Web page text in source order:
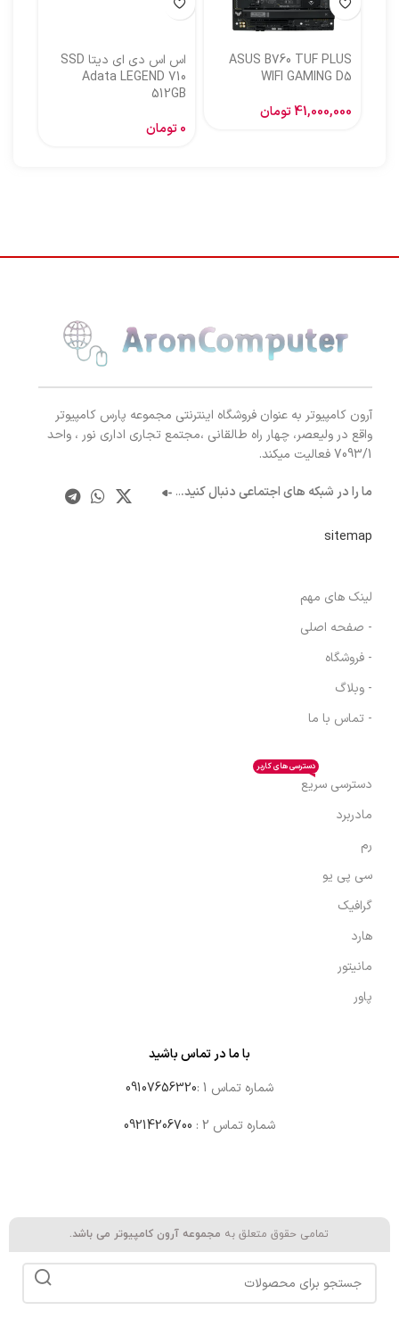
ASUS B760 TUF PLUS
WIFI GAMING D5
41,000,000تومان
اس اس دی ای دیتا SSD
Adata LEGEND 710
512GB
0تومان
آرون کامپیوتر به عنوان فروشگاه اینترنتی مجموعه پارس کامپیوتر
واقع در ولیعصر، چهار راه طالقانی ،مجتمع تجاری اداری نور ، واحد
7093/1 فعالیت میکند.
ما را در شبکه های اجتماعی دنبال کنید...
sitemap
لینک های مهم
- صفحه اصلی
- فروشگاه
- وبلاگ
- تماس با ما
دسترسی سریع
دسترسی های کاربر
مادربرد
رم
سی پی یو
گرافیک
هارد
مانیتور
پاور
با ما در تماس باشید
شماره تماس 1 :
09107656320
شماره تماس 2 :
تمامی حقوق متعلق به مجموعه آرون کامپیوتر می باشد.